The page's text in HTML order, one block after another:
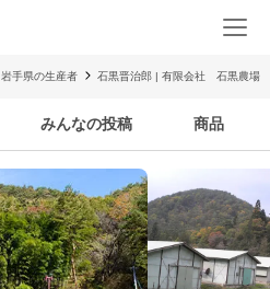
岩手県の生産者 石黒晋治郎 | 有限会社 石黒農場
みんなの投稿 商品